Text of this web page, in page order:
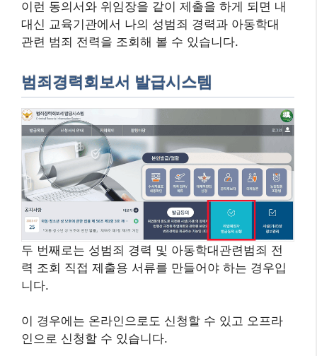
이런 동의서와 위임장을 같이 제출을 하게 되면 내
대신 교육기관에서 나의 성범죄 경력과 아동학대
관련 범죄 전력을 조회해 볼 수 있습니다.
범죄경력회보서 발급시스템
두 번째로는 성범죄 경력 및 아동학대관련범죄 전
력 조회 직접 제출용 서류를 만들어야 하는 경우입
니다.
이 경우에는 온라인으로도 신청할 수 있고 오프라
인으로 신청할 수 있습니다.